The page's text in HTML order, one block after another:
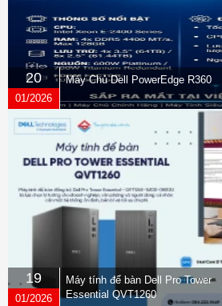
20
01/2026
Máy Chủ Dell PowerEdge R360
19
01/2026
Máy tính để bàn Dell Pro Tower
Essential QVT1260